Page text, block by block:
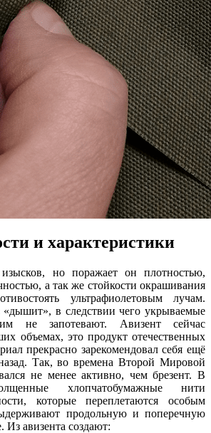
и характеристики
но поражает он плотностью,
а так же стойкости окрашивания
ультрафиолетовым лучам.
в следствии чего укрываемые
не запотевают. Авизент сейчас
объемах, это продукт отечественных
прекрасно зарекомендовал себя ещё
Так, во времена Второй Мировой
не менее активно, чем брезент. В
хлопчатобумажные нити
которые переплетаются особым
продольную и поперечную
Из авизента создают: